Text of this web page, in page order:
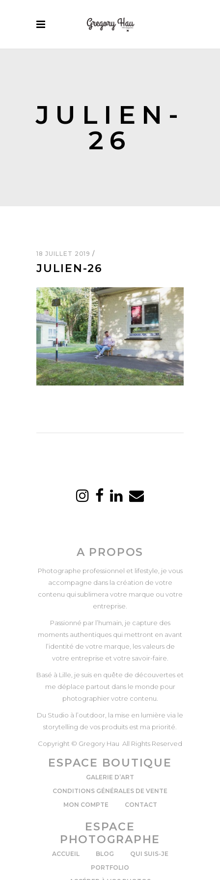
JULIEN-
26
18 JUILLET 2019
JULIEN-26
A PROPOS
Photographe professionnel et lifestyle, je vous
accompagne dans la création de votre
contenu qui sublimera votre marque ou votre
entreprise.
Passionné par l’humain, je capture des
moments authentiques qui mettront en avant
l’identité de votre marque, les valeurs de
votre entreprise et votre savoir-faire.
Basé à Lille, je suis en quête de découvertes et
me déplace partout dans le monde pour
photographier votre contenu.
Du Studio à l’outdoor, la mise en lumière via le
storytelling de vos produits est ma priorité.
Copyright © Gregory Hau All Rights Reserved
ESPACE BOUTIQUE
GALERIE D’ART
CONDITIONS GÉNÉRALES DE VENTE
MON COMPTE
CONTACT
ESPACE
PHOTOGRAPHE
ACCUEIL BLOG
QUI SUIS-JE
PORTFOLIO